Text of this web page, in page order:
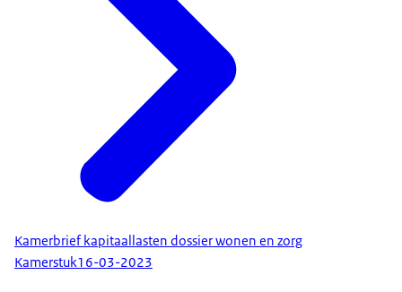
Kamerbrief kapitaallasten dossier wonen en zorg
Kamerstuk16-03-2023